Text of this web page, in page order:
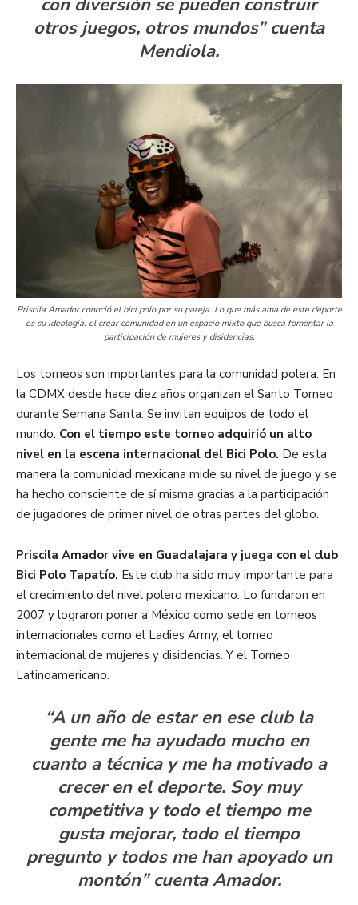
con diversión se pueden construir
otros juegos, otros mundos” cuenta
Mendiola.
Priscila Amador conoció el bici polo por su pareja. Lo que más ama de este deporte
es su ideología: el crear comunidad en un espacio mixto que busca fomentar la
participación de mujeres y disidencias.
Los torneos son importantes para la comunidad polera. En
la CDMX desde hace diez años organizan el Santo Torneo
durante Semana Santa. Se invitan equipos de todo el
mundo. Con el tiempo este torneo adquirió un alto
nivel en la escena internacional del Bici Polo. De esta
manera la comunidad mexicana mide su nivel de juego y se
ha hecho consciente de sí misma gracias a la participación
de jugadores de primer nivel de otras partes del globo.
Priscila Amador vive en Guadalajara y juega con el club
Bici Polo Tapatío. Este club ha sido muy importante para
el crecimiento del nivel polero mexicano. Lo fundaron en
2007 y lograron poner a México como sede en torneos
internacionales como el Ladies Army, el torneo
internacional de mujeres y disidencias. Y el Torneo
Latinoamericano.
“A un año de estar en ese club la
gente me ha ayudado mucho en
cuanto a técnica y me ha motivado a
crecer en el deporte. Soy muy
competitiva y todo el tiempo me
gusta mejorar, todo el tiempo
pregunto y todos me han apoyado un
montón” cuenta Amador.